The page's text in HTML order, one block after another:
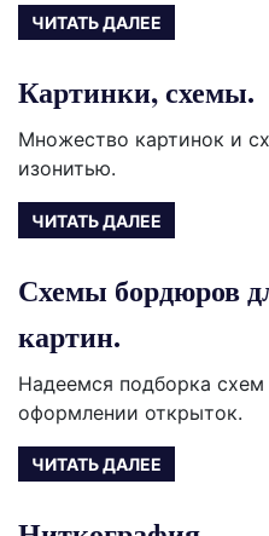
ЧИТАТЬ ДАЛЕЕ
Картинки, схемы.
Множество картинок и
изонитью.
ЧИТАТЬ ДАЛЕЕ
Схемы бордюров
картин.
Надеемся подборка
оформлении открыток.
ЧИТАТЬ ДАЛЕЕ